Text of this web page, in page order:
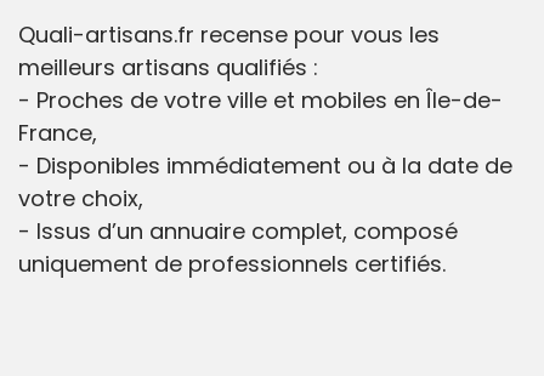
Quali-artisans.fr recense pour vous les
meilleurs artisans qualifiés :
- Proches de votre ville et mobiles en Île-de-
France,
- Disponibles immédiatement ou à la date de
votre choix,
- Issus d’un annuaire complet, composé
uniquement de professionnels certifiés.